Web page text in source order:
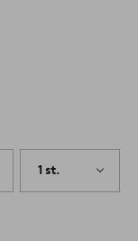
1 st.